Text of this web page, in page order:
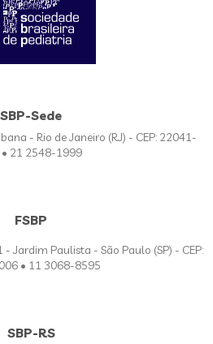
SBP-Sede
- Rio de Janeiro (RJ) - CEP: 22041-
21 2548-1999
FSBP
Jardim Paulista - São Paulo (SP) - CEP:
• 11 3068-8595
SBP-RS